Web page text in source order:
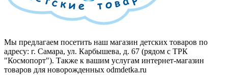
Мы предлагаем посетить наш магазин детских товаров по
адресу: г. Самара, ул. Карбышева, д. 67 (рядом с ТРК
"Космопорт"). Также к вашим услугам интернет-магазин
товаров для новорожденных odmdetka.ru